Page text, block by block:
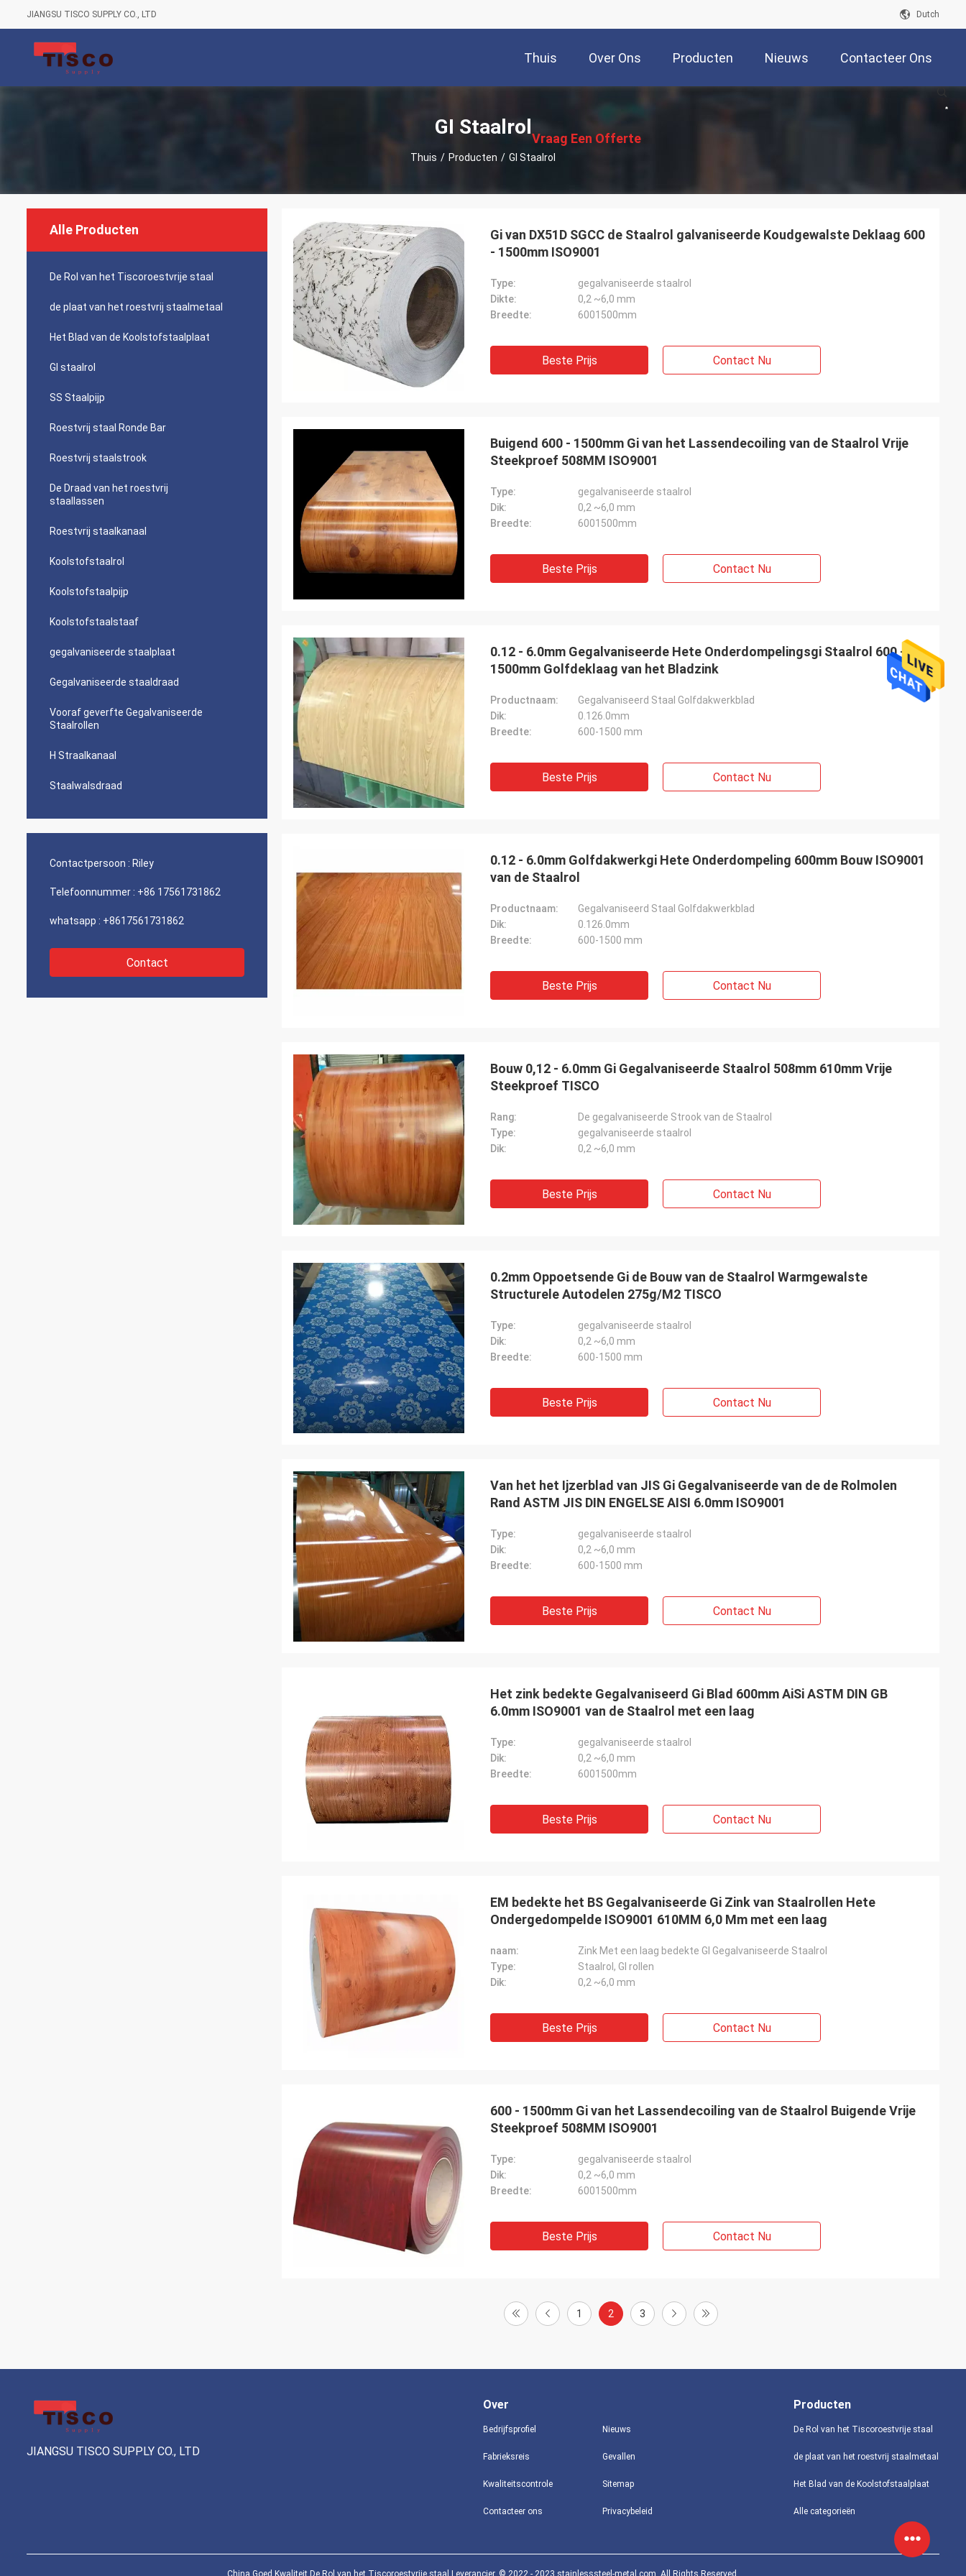
JIANGSU TISCO SUPPLY CO., LTD Dutch
Thuis Over Ons Producten Nieuws Contacteer Ons
Vraag Een Offerte
Aan
GI Staalrol
Thuis / Producten / GI Staalrol
Alle Producten
De Rol van het Tiscoroestvrije staal
de plaat van het roestvrij staalmetaal
Het Blad van de Koolstofstaalplaat
GI staalrol
SS Staalpijp
Roestvrij staal Ronde Bar
Roestvrij staalstrook
De Draad van het roestvrij
staallassen
Roestvrij staalkanaal
Koolstofstaalrol
Koolstofstaalpijp
Koolstofstaalstaaf
gegalvaniseerde staalplaat
Gegalvaniseerde staaldraad
Vooraf geverfte Gegalvaniseerde
Staalrollen
H Straalkanaal
Staalwalsdraad
Contactpersoon : Riley
Telefoonnummer : +86 17561731862
whatsapp : +8617561731862
Contact
Gi van DX51D SGCC de Staalrol galvaniseerde Koudgewalste Deklaag 600
- 1500mm ISO9001
Type:
gegalvaniseerde staalrol
Dikte:
0,2 ~6,0 mm
Breedte:
6001500mm
Beste Prijs Contact Nu
Buigend 600 - 1500mm Gi van het Lassendecoiling van de Staalrol Vrije
Steekproef 508MM ISO9001
Type:
gegalvaniseerde staalrol
Dik:
0,2 ~6,0 mm
Breedte:
6001500mm
Beste Prijs Contact Nu
0.12 - 6.0mm Gegalvaniseerde Hete Onderdompelingsgi Staalrol 600 - de
1500mm Golfdeklaag van het Bladzink
Productnaam:
Gegalvaniseerd Staal Golfdakwerkblad
Dik:
0.126.0mm
Breedte:
600-1500 mm
Beste Prijs Contact Nu
0.12 - 6.0mm Golfdakwerkgi Hete Onderdompeling 600mm Bouw ISO9001
van de Staalrol
Productnaam:
Gegalvaniseerd Staal Golfdakwerkblad
Dik:
0.126.0mm
Breedte:
600-1500 mm
Beste Prijs Contact Nu
Bouw 0,12 - 6.0mm Gi Gegalvaniseerde Staalrol 508mm 610mm Vrije
Steekproef TISCO
Rang:
De gegalvaniseerde Strook van de Staalrol
Type:
gegalvaniseerde staalrol
Dik:
0,2 ~6,0 mm
Beste Prijs Contact Nu
0.2mm Oppoetsende Gi de Bouw van de Staalrol Warmgewalste
Structurele Autodelen 275g/M2 TISCO
Type:
gegalvaniseerde staalrol
Dik:
0,2 ~6,0 mm
Breedte:
600-1500 mm
Beste Prijs Contact Nu
Van het het Ijzerblad van JIS Gi Gegalvaniseerde van de de Rolmolen
Rand ASTM JIS DIN ENGELSE AISI 6.0mm ISO9001
Type:
gegalvaniseerde staalrol
Dik:
0,2 ~6,0 mm
Breedte:
600-1500 mm
Beste Prijs Contact Nu
Het zink bedekte Gegalvaniseerd Gi Blad 600mm AiSi ASTM DIN GB
6.0mm ISO9001 van de Staalrol met een laag
Type:
gegalvaniseerde staalrol
Dik:
0,2 ~6,0 mm
Breedte:
6001500mm
Beste Prijs Contact Nu
EM bedekte het BS Gegalvaniseerde Gi Zink van Staalrollen Hete
Ondergedompelde ISO9001 610MM 6,0 Mm met een laag
naam:
Zink Met een laag bedekte GI Gegalvaniseerde Staalrol
Type:
Staalrol, GI rollen
Dik:
0,2 ~6,0 mm
Beste Prijs Contact Nu
600 - 1500mm Gi van het Lassendecoiling van de Staalrol Buigende Vrije
Steekproef 508MM ISO9001
Type:
gegalvaniseerde staalrol
Dik:
0,2 ~6,0 mm
Breedte:
6001500mm
Beste Prijs Contact Nu
1 2 3
JIANGSU TISCO SUPPLY CO., LTD
Over
Bedrijfsprofiel
Fabrieksreis
Kwaliteitscontrole
Contacteer ons
Nieuws
Gevallen
Sitemap
Privacybeleid
Producten
De Rol van het Tiscoroestvrije staal
de plaat van het roestvrij staalmetaal
Het Blad van de Koolstofstaalplaat
Alle categorieën
China Goed Kwaliteit De Rol van het Tiscoroestvrije staal Leverancier. © 2022 - 2023 stainlesssteel-metal.com. All Rights Reserved.